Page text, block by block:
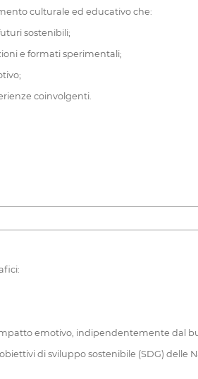
culturale ed educativo che:
sostenibili;
e formati sperimentali;
coinvolgenti.
emotivo, indipendentemente dal
di sviluppo sostenibile (SDG) delle